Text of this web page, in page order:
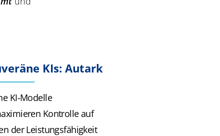
KIs: Autark
KI-Modelle
Kontrolle auf
der Leistungsfähigkeit